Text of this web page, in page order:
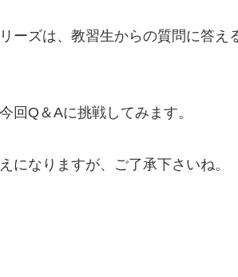
ーズは、教習生からの質問に答え
回Q＆Aに挑戦してみます。
になりますが、ご了承下さいね。